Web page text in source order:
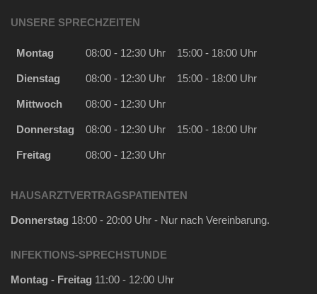
UNSERE SPRECHZEITEN
Montag 08:00 - 12:30 Uhr 15:00 - 18:00 Uhr
Dienstag 08:00 - 12:30 Uhr 15:00 - 18:00 Uhr
Mittwoch 08:00 - 12:30 Uhr
Donnerstag 08:00 - 12:30 Uhr 15:00 - 18:00 Uhr
Freitag 08:00 - 12:30 Uhr
HAUSARZTVERTRAGSPATIENTEN
Donnerstag 18:00 - 20:00 Uhr - Nur nach Vereinbarung.
INFEKTIONS-SPRECHSTUNDE
Montag - Freitag 11:00 - 12:00 Uhr